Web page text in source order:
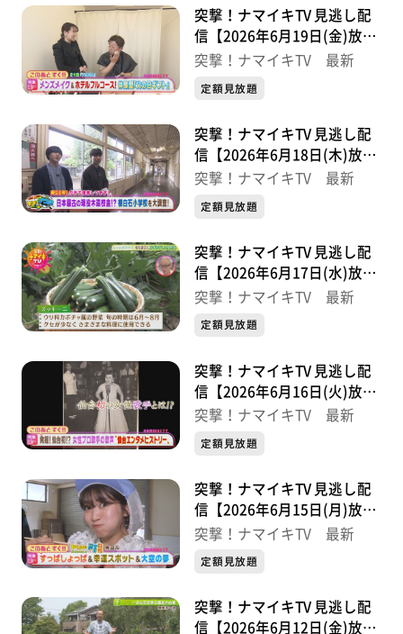
突撃！ナマイキTV 見逃し配
信【2026年6月19日(金)放送
分】
突撃！ナマイキTV 最新
定額見放題
突撃！ナマイキTV 見逃し配
信【2026年6月18日(木)放送
分】
突撃！ナマイキTV 最新
定額見放題
突撃！ナマイキTV 見逃し配
信【2026年6月17日(水)放送
分】
突撃！ナマイキTV 最新
定額見放題
突撃！ナマイキTV 見逃し配
信【2026年6月16日(火)放送
分】
突撃！ナマイキTV 最新
定額見放題
突撃！ナマイキTV 見逃し配
信【2026年6月15日(月)放送
分】
突撃！ナマイキTV 最新
定額見放題
突撃！ナマイキTV 見逃し配
信【2026年6月12日(金)放送